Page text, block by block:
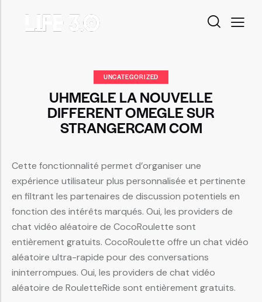
UNCATEGORIZED
UHMEGLE LA NOUVELLE
DIFFERENT OMEGLE SUR
STRANGERCAM COM
Cette fonctionnalité permet d’organiser une
expérience utilisateur plus personnalisée et pertinente
en filtrant les partenaires de discussion potentiels en
fonction des intérêts marqués. Oui, les providers de
chat vidéo aléatoire de CocoRoulette sont
entièrement gratuits. CocoRoulette offre un chat vidéo
aléatoire ultra-rapide pour des conversations
ininterrompues. Oui, les providers de chat vidéo
aléatoire de RouletteRide sont entièrement gratuits.